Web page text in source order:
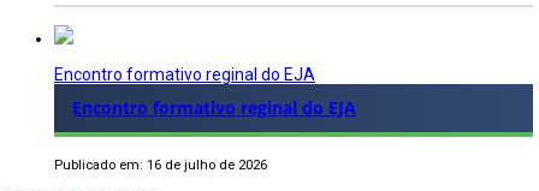
Encontro formativo reginal do EJA
Encontro formativo reginal do EJA
Publicado em: 16 de julho de 2026